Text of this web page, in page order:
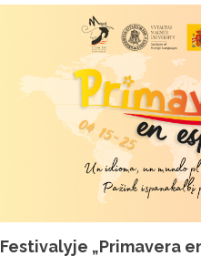
Festivalyje „Primavera